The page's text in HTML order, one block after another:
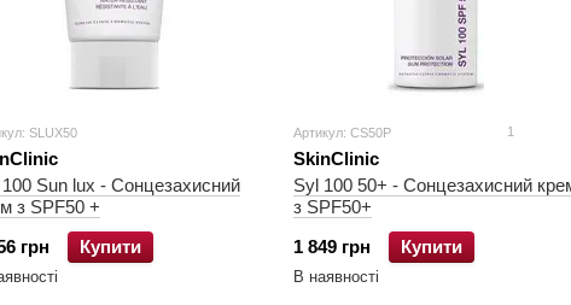
SLUX50
Sun lux - Сонцезахисний
з SPF50 +
грн
Купити
Артикул: CS50P 1
SkinClinic
Syl 100 50+ - Сонцезахисний
з SPF50+
1 849 грн
Купити
В наявності